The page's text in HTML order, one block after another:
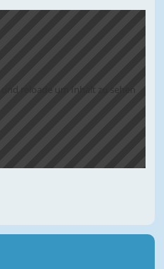
reloade um Inhalt zu sehen